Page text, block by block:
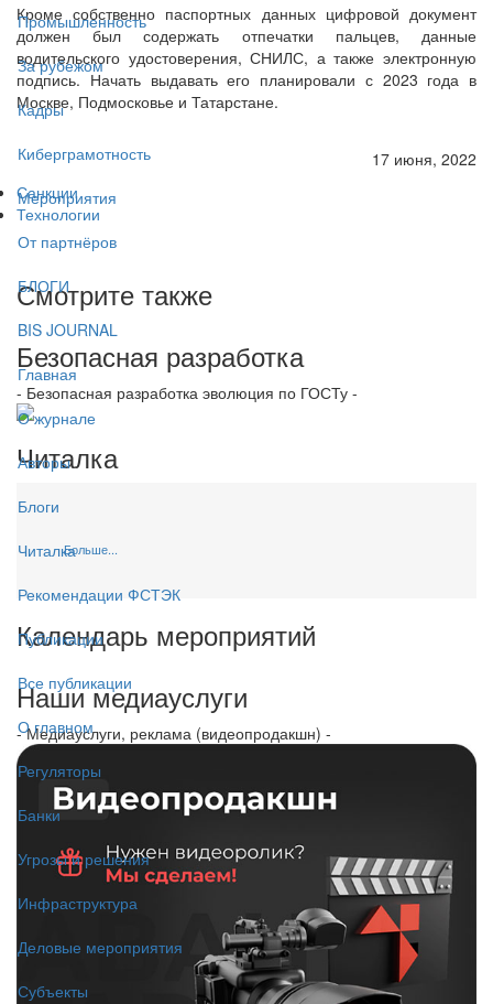
Промышленность
За рубежом
Кадры
Киберграмотность
Мероприятия
От партнёров
БЛОГИ
BIS JOURNAL
Главная
О журнале
Авторы
Блоги
Читалка
Рекомендации ФСТЭК
Публикации
Все публикации
О главном
Регуляторы
Банки
Угрозы и решения
Инфраструктура
Деловые мероприятия
Субъекты
Кроме собственно паспортных данных цифровой документ
должен был содержать отпечатки пальцев, данные
водительского удостоверения, СНИЛС, а также электронную
подпись. Начать выдавать его планировали с 2023 года в
Москве, Подмосковье и Татарстане.
17 июня, 2022
Санкции
Технологии
Смотрите также
Безопасная разработка
- Безопасная разработка эволюция по ГОСТу -
Читалка
Больше...
Календарь мероприятий
Наши медиауслуги
- Медиауслуги, реклама (видеопродакшн) -